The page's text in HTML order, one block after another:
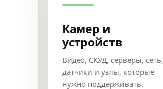
Камер и
устройств
Видео, СКУД, серверы, сеть,
датчики и узлы, которые
нужно поддерживать.